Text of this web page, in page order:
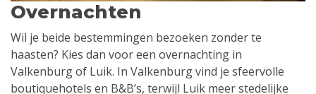
Overnachten
Wil je beide bestemmingen bezoeken zonder te
haasten? Kies dan voor een overnachting in
Valkenburg of Luik. In Valkenburg vind je sfeervolle
boutiquehotels en B&B’s, terwijl Luik meer stedelijke